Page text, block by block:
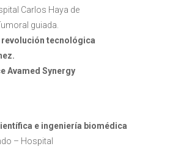
Carlos Haya de
guiada.
tecnológica
Avamed Synergy
e ingeniería biomédica
– Hospital